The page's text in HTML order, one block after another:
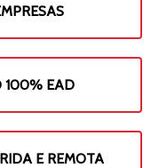
100% EAD
E REMOTA